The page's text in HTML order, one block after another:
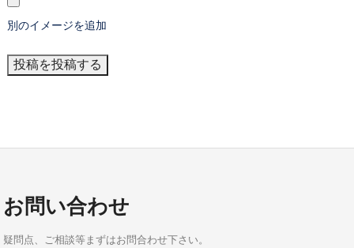
別のイメージを追加
お問い合わせ
疑問点、ご相談等まずはお問合わせ下さい。